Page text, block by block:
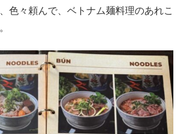
色々頼んで、ベトナム麺料理のあれこ